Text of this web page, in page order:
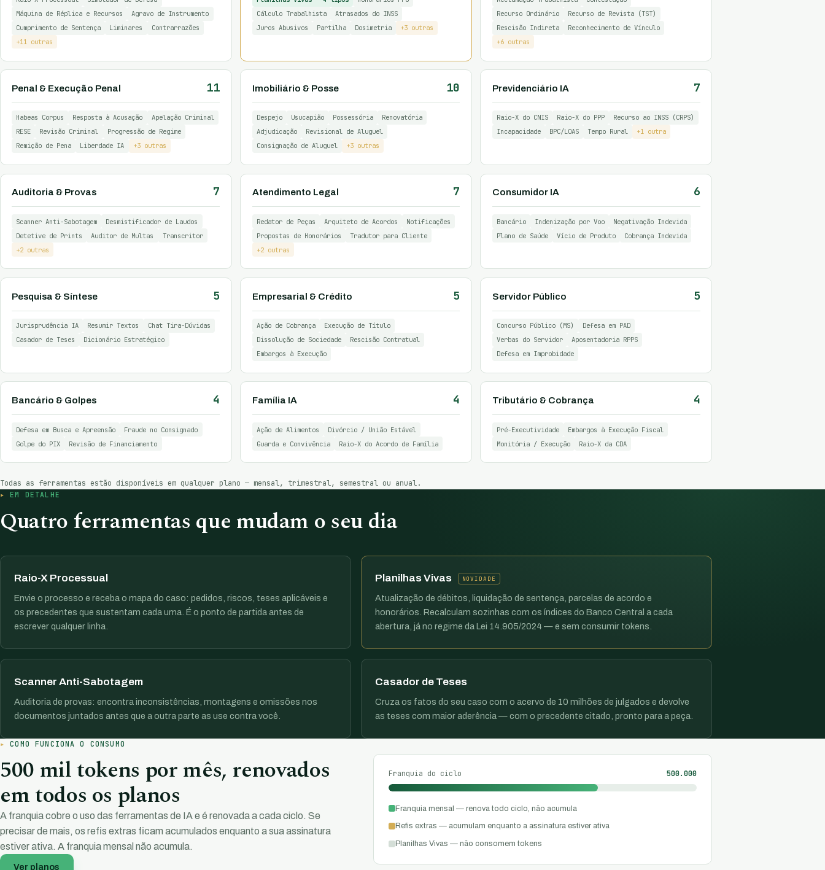
Máquina de Réplica e Recursos
Agravo de Instrumento
Cumprimento de Sentença
Liminares
Contrarrazões
+11 outras
Cálculo Trabalhista
Atrasados do INSS
Juros Abusivos
Partilha Dosimetria +3 outras
Recurso Ordinário
Recurso de Revista (TST)
Rescisão Indireta
Reconhecimento de Vínculo
+6 outras
Penal & Execução Penal 11
Habeas Corpus Resposta à Acusação
Apelação Criminal
RESE
Revisão Criminal
Progressão de Regime
Remição de Pena
Liberdade IA +3 outras
Imobiliário & Posse 10
Despejo Usucapião Possessória
Renovatória
Adjudicação
Revisional de Aluguel
Consignação de Aluguel
+3 outras
Previdenciário IA 7
Raio-X do CNIS Raio-X do PPP
Recurso ao INSS (CRPS)
Incapacidade
BPC/LOAS Tempo Rural +1 outra
Auditoria & Provas 7
Scanner Anti-Sabotagem
Desmistificador de Laudos
Detetive de Prints
Auditor de Multas
Transcritor
+2 outras
Atendimento Legal 7
Redator de Peças Arquiteto de Acordos
Notificações
Propostas de Honorários
Tradutor para Cliente
+2 outras
Consumidor IA 6
Bancário Indenização por Voo
Negativação Indevida
Plano de Saúde
Vício de Produto Cobrança Indevida
Pesquisa & Síntese 5
Jurisprudência IA Resumir Textos
Chat Tira-Dúvidas
Casador de Teses
Dicionário Estratégico
Empresarial & Crédito 5
Ação de Cobrança
Execução de Título
Dissolução de Sociedade
Rescisão Contratual
Embargos à Execução
Servidor Público 5
Concurso Público (MS)
Defesa em PAD
Verbas do Servidor
Aposentadoria RPPS
Defesa em Improbidade
Bancário & Golpes 4
Defesa em Busca e Apreensão
Fraude no Consignado
Golpe do PIX
Revisão de Financiamento
Família IA 4
Ação de Alimentos
Divórcio / União Estável
Guarda e Convivência
Raio-X do Acordo de Família
Tributário & Cobrança 4
Pré-Executividade
Embargos à Execução Fiscal
Monitória / Execução
Raio-X da CDA
Todas as ferramentas estão disponíveis em qualquer plano — mensal, trimestral, semestral ou anual.
EM DETALHE
Quatro ferramentas que mudam o seu dia
Raio-X Processual
Envie o processo e receba o mapa do caso: pedidos, riscos, teses aplicáveis e
os precedentes que sustentam cada uma. É o ponto de partida antes de
escrever qualquer linha.
Planilhas Vivas NOVIDADE
Atualização de débitos, liquidação de sentença, parcelas de acordo e
honorários. Recalculam sozinhas com os índices do Banco Central a cada
abertura, já no regime da Lei 14.905/2024 — e sem consumir tokens.
Scanner Anti-Sabotagem
Auditoria de provas: encontra inconsistências, montagens e omissões nos
documentos juntados antes que a outra parte as use contra você.
Casador de Teses
Cruza os fatos do seu caso com o acervo de 10 milhões de julgados e devolve
as teses com maior aderência — com o precedente citado, pronto para a peça.
COMO FUNCIONA O CONSUMO
500 mil tokens por mês, renovados
em todos os planos
A franquia cobre o uso das ferramentas de IA e é renovada a cada ciclo. Se
precisar de mais, os refis extras ficam acumulados enquanto a sua assinatura
estiver ativa. A franquia mensal não acumula.
Ver planos
Franquia do ciclo 500.000
Franquia mensal — renova todo ciclo, não acumula
Refis extras — acumulam enquanto a assinatura estiver ativa
Planilhas Vivas — não consomem tokens